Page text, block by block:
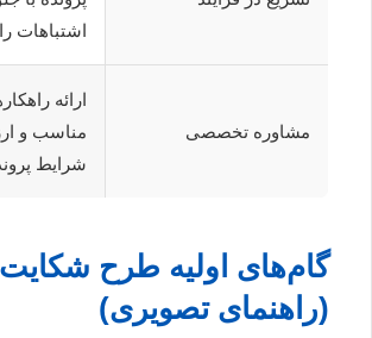
اشتباهات
مشاوره تخصصی
ارائه
مناسب و
شرایط
گام‌های اولیه طرح شکایت
(راهنمای تصویری)